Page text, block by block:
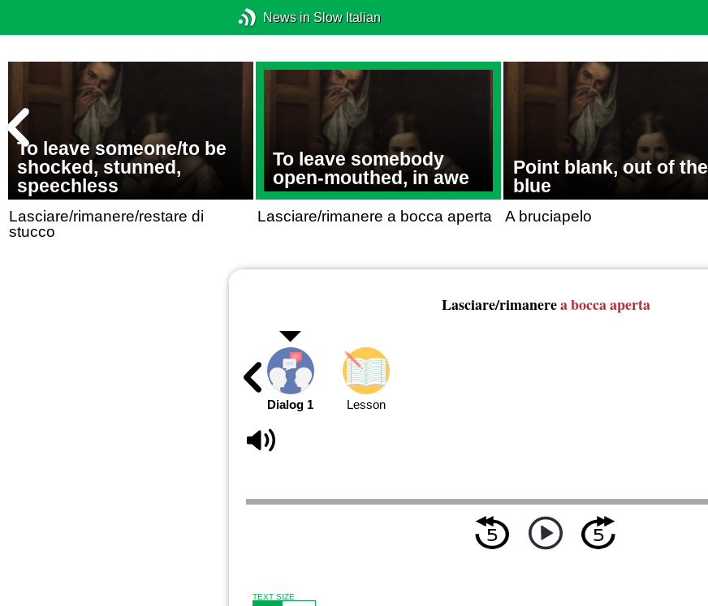
News in Slow Italian
To leave someone/to be
shocked, stunned,
speechless
Lasciare/rimanere/restare di
stucco
To leave somebody
open-mouthed, in awe
Lasciare/rimanere a bocca aperta
Point blank, out of the
blue
A bruciapelo
Lasciare/rimanerea bocca aperta
Dialog 1 Lesson
TEXT SIZE